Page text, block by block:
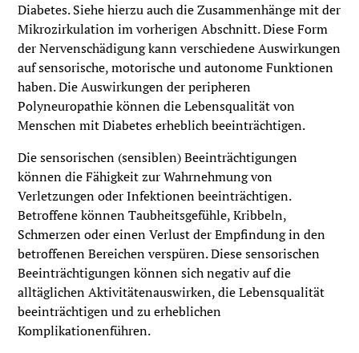
Diabetes. Siehe hierzu auch die Zusammenhänge mit der
Mikrozirkulation im vorherigen Abschnitt. Diese Form
der Nervenschädigung kann verschiedene Auswirkungen
auf sensorische, motorische und autonome Funktionen
haben. Die Auswirkungen der peripheren
Polyneuropathie können die Lebensqualität von
Menschen mit Diabetes erheblich beeinträchtigen.
Die sensorischen (sensiblen) Beeinträchtigungen
können die Fähigkeit zur Wahrnehmung von
Verletzungen oder Infektionen beeinträchtigen.
Betroffene können Taubheitsgefühle, Kribbeln,
Schmerzen oder einen Verlust der Empfindung in den
betroffenen Bereichen verspüren. Diese sensorischen
Beeinträchtigungen können sich negativ auf die
alltäglichen Aktivitätenauswirken, die Lebensqualität
beeinträchtigen und zu erheblichen
Komplikationenführen.